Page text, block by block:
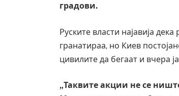
градови.
Руските власти најавија
гранатираа, но Киев
цивилите да бегаат и вчера
„Таквите акции не се